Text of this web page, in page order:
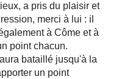
a pris du plaisir et
merci à lui : il
à Côme et à
point chacun.
bataillé jusqu'à la
un point